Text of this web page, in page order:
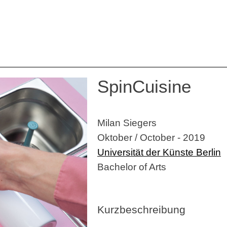
SpinCuisine
Milan Siegers
Oktober / October - 2019
Universität der Künste Berlin
Bachelor of Arts
Kurzbeschreibung